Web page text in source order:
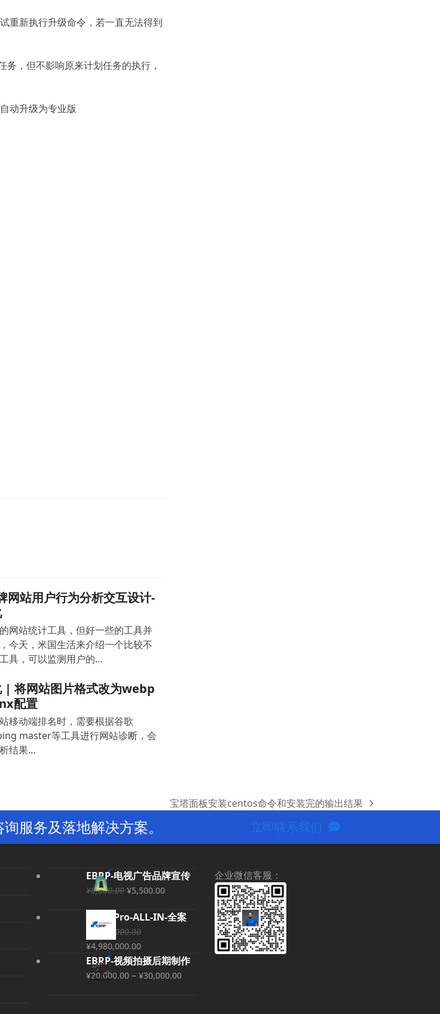
重新执行升级命令，若一直无法得到
，但不影响原来计划任务的执行，
动升级为专业版
网站用户行为分析交互设计-
网站统计工具，但好一些的工具并
今天，米国生活来介绍一个比较不
具，可以监测用户的…
| 将网站图片格式改为webp
配置
移动端排名时，需要根据谷歌
master等工具进行网站诊断，会
结果…
next
宝塔面板安装centos命令和安装完的输出结果
服务及落地解决方案。 立即联系我们
EBRP-电视广告品牌宣传
¥6,800.00 原
为：
¥6,800.00。
¥5,500.00当
价
¥5,500.00。
EBRP-Pro-ALL-IN-全案
5,000,000.00
原
价
为：
¥4,980,000.00当
前
价
EBRP-视频拍摄后期制作
¥20,000.00 – ¥30,000.00价
企业微信客服：